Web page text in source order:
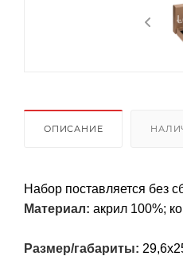
ОПИСАНИЕ
Набор поставляется без
Материал: акрил 100%;
Размер/габариты: